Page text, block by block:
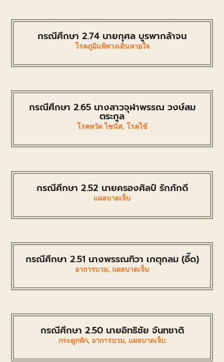
กรณีศึกษา 2.74 นายกุศล บูรพากล้าจน
โรคภูมิแพ้ทางเดินหายใจ
กรณีศึกษา 2.65 นางสาวจุฬาพรรณ วงษ์สม
ตระกูล
โรคหวัด ไซนัส, โรคไข้
กรณีศึกษา 2.52 นายครองศิลป์ รักภักดี
แผลบาดเจ็บ
กรณีศึกษา 2.51 นางพรรณทิวา เกตุกลม (อี๊ด)
อาการบวม, แผลบาดเจ็บ
กรณีศึกษา 2.50 นายอิทธิชัย จันทชาติ
กระดูกหัก, อาการบวม, แผลบาดเจ็บ